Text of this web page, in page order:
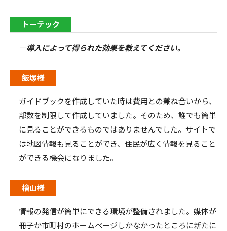
トーテック
―導入によって得られた効果を教えてください。
飯塚様
ガイドブックを作成していた時は費用との兼ね合いから、
部数を制限して作成していました。そのため、誰でも簡単
に見ることができるものではありませんでした。サイトで
は地図情報も見ることができ、住民が広く情報を見ること
ができる機会になりました。
檜山様
情報の発信が簡単にできる環境が整備されました。媒体が
冊子か市町村のホームページしかなかったところに新たに